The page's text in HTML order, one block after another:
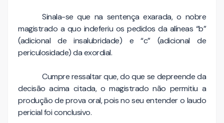
Sinala-se que na sentença exarada, o nobre
magistrado a quo indeferiu os pedidos da alíneas “b”
(adicional de insalubridade) e “c” (adicional de
periculosidade) da exordial.
Cumpre ressaltar que, do que se depreende da
decisão acima citada, o magistrado não permitiu a
produção de prova oral, pois no seu entender o laudo
pericial foi conclusivo.